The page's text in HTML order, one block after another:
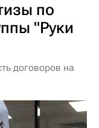
по
"Руки
договоров на